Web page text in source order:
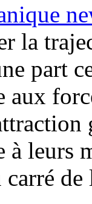
la
part
leurs
de